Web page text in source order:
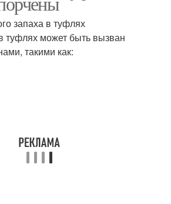
запаха в туфлях
туфлях может быть вызван
такими как: